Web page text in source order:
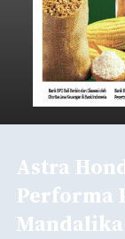
Astra
Performa
Mandalika